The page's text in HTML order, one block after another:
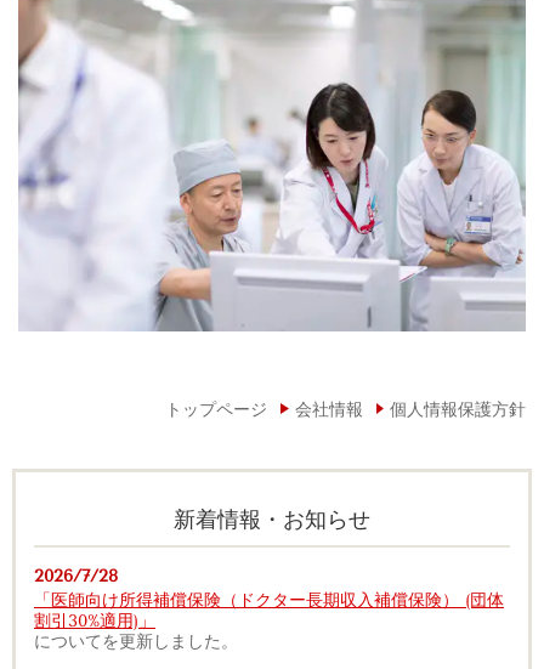
トップページ 会社情報 個人情報保護方針
新着情報・お知らせ
2026/7/28
「医師向け所得補償保険（ドクター長期収入補償保険） (団体
割引30%適用)」
についてを更新しました。